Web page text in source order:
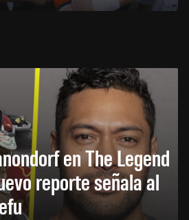
en The Legend
reporte señala al